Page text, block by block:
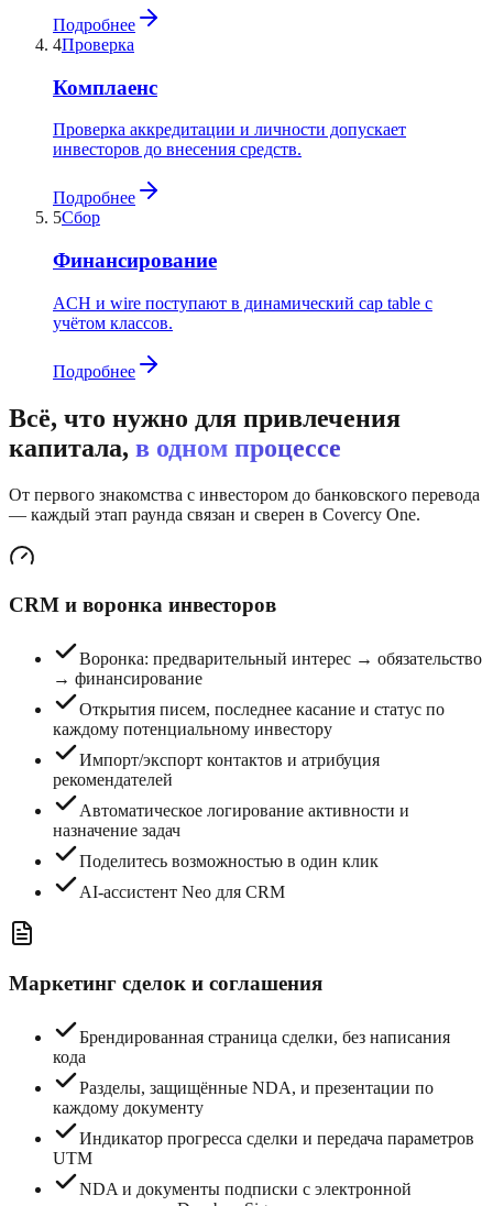
Подробнее
4Проверка
Комплаенс
Проверка аккредитации и личности допускает
инвесторов до внесения средств.
Подробнее
5Сбор
Финансирование
ACH и wire поступают в динамический cap table с
учётом классов.
Подробнее
Всё, что нужно для привлечения
капитала, в одном процессе
От первого знакомства с инвестором до банковского перевода
— каждый этап раунда связан и сверен в Covercy One.
CRM и воронка инвесторов
Воронка: предварительный интерес → обязательство
→ финансирование
Открытия писем, последнее касание и статус по
каждому потенциальному инвестору
Импорт/экспорт контактов и атрибуция
рекомендателей
Автоматическое логирование активности и
назначение задач
Поделитесь возможностью в один клик
AI-ассистент Neo для CRM
Маркетинг сделок и соглашения
Брендированная страница сделки, без написания
кода
Разделы, защищённые NDA, и презентации по
каждому документу
Индикатор прогресса сделки и передача параметров
UTM
NDA и документы подписки с электронной